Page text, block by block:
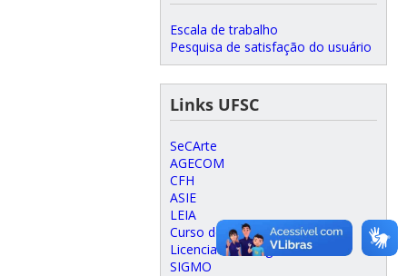
Escala de trabalho
Pesquisa de satisfação do usuário
Links UFSC
SeCArte
AGECOM
CFH
ASIE
LEIA
Curso de Museologia
Licenciatura Indígena
SIGMO